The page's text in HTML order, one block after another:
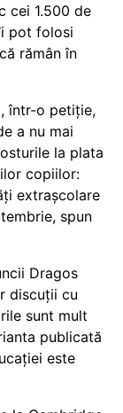
cei 1.500 de
pot folosi
rămân în
într-o petiție,
a nu mai
la plata
copiilor:
extrașcolare
spun
Dragos
discuții cu
sunt mult
publicată
este